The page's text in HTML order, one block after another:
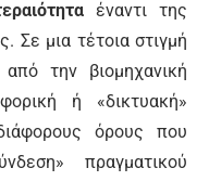
έναντι της
Σε μια τέτοια στιγμή
την βιομηχανική
ή «δικτυακή»
όρους που
πραγματικού